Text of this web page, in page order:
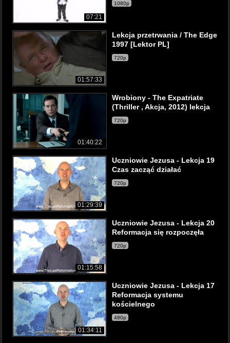
07:21
1080p
01:57:33
Lekcja przetrwania / The Edge
1997 [Lektor PL]
720p
01:40:22
Wrobiony - The Expatriate
(Thriller , Akcja, 2012) lekcja
720p
01:29:39
Uczniowie Jezusa - Lekcja 19
Czas zacząć działać
720p
01:15:58
Uczniowie Jezusa - Lekcja 20
Reformacja się rozpoczęła
720p
01:34:11
Uczniowie Jezusa - Lekcja 17
Reformacja systemu
kościelnego
480p